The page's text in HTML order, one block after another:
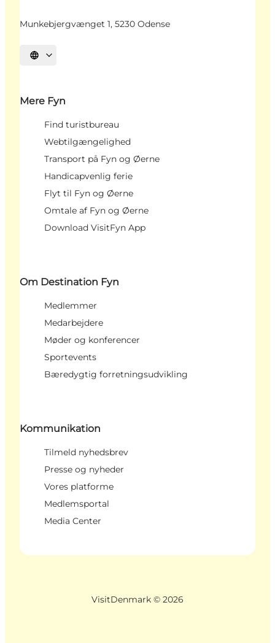
Munkebjergvænget 1, 5230 Odense
Vælg sprog
Mere Fyn
Find turistbureau
Webtilgængelighed
Transport på Fyn og Øerne
Handicapvenlig ferie
Flyt til Fyn og Øerne
Omtale af Fyn og Øerne
Download VisitFyn App
Om Destination Fyn
Medlemmer
Medarbejdere
Møder og konferencer
Sportevents
Bæredygtig forretningsudvikling
Kommunikation
Tilmeld nyhedsbrev
Presse og nyheder
Vores platforme
Medlemsportal
Media Center
VisitDenmark © 2026